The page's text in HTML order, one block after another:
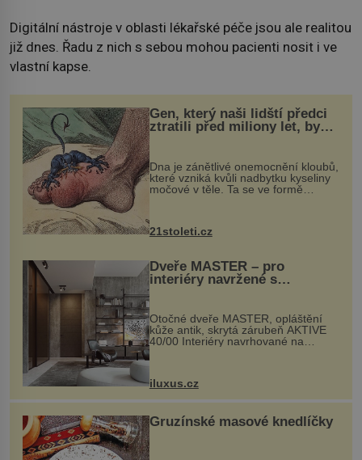
Digitální nástroje v oblasti lékařské péče jsou ale realitou
již dnes. Řadu z nich s sebou mohou pacienti nosit i ve
vlastní kapse.
Gen, který naši lidští předci
ztratili před miliony let, by
mohl pomoci s léčbou
„nemoci králů“
Dna je zánětlivé onemocnění kloubů,
které vzniká kvůli nadbytku kyseliny
močové v těle. Ta se ve formě
nohou, a způsobuje bole...
21stoleti.cz
Dveře MASTER – pro
interiéry navržené s
rozumem i vášní!
Otočné dveře MASTER, opláštění
kůže antik, skrytá zárubeň AKTIVE
40/00 Interiéry navrhované na
zakázku často vyžadují atypické
rozměry nejen nábytku, ale i
dnes umož...
iluxus.cz
Gruzínské masové knedlíčky